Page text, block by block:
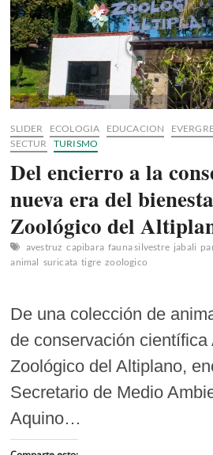
SLIDER ECOLOGIA EDUCACION
SECTUR
TURISMO
Del encierro a la
nueva era del
Zoológico del
avestruz capibara fauna silvestre jabali
animal suricata tigre zoologico
De una colección de
de conservación científica
Zoológico del Altiplano,
Secretario de Medio
Aquino…